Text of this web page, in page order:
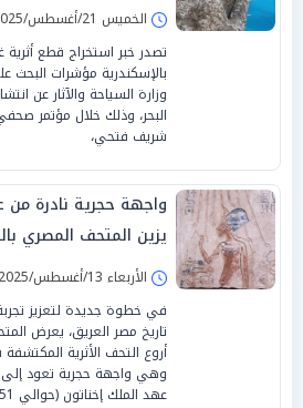
الخميس 21/أغسطس/2025 - 12:31 م
تصدر خبر استخراج قطع أثرية
بالإسكندرية مؤشرات البحث
البحر، وذلك خلال مؤتمر
شريف فتحي،
واجهة حجرية نادرة من
يزين المتحف المصري
الأربعاء 13/أغسطس/2025 - 10:01 م
في خطوة جديدة لتعزيز
تاريخ مصر العريق، يعرض
أروع التحف الأثرية
وهي واجهة حجرية تعود إلى
عهد الملك إخناتون (حوالي 1351 – 1334 ق.م).